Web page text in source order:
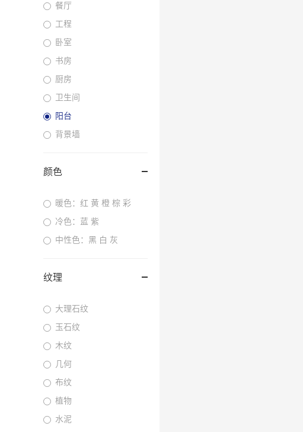
餐厅
工程
卧室
书房
厨房
卫生间
阳台
背景墙
颜色
暖色：红 黄 橙 棕 彩
冷色：蓝 紫
中性色：黑 白 灰
纹理
大理石纹
玉石纹
木纹
几何
布纹
植物
水泥